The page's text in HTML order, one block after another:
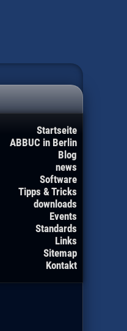
Startseite
ABBUC in Berlin
Blog
news
Software
Tipps & Tricks
downloads
Events
Standards
Links
Sitemap
Kontakt